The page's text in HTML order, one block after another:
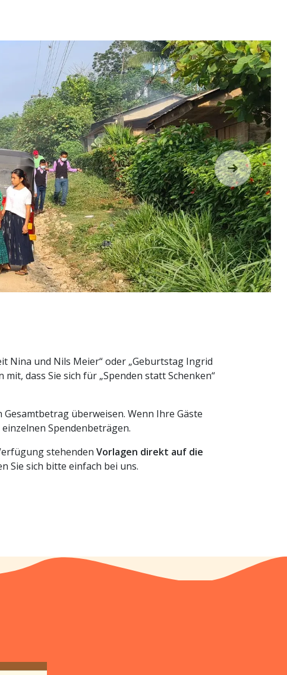
Weiter
Nina und Nils Meier“ oder „Geburtstag Ingrid
dass Sie sich für „Spenden statt Schenken“
überweisen. Wenn Ihre Gäste
Spendenbeträgen.
stehenden Vorlagen direkt auf die
Sie sich bitte einfach bei uns.